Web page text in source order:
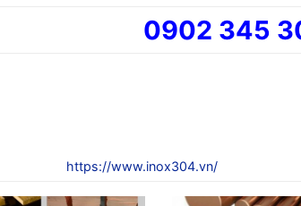
0902 345
https://www.inox304.vn/